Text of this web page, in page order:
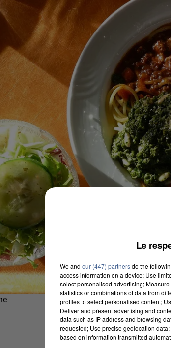
Le
We and our (447) partnersdo the
access information on a device; Use
select personalised advertising;
statistics or combinations of data from
profiles to select personalised content;
Deliver and present advertising and
data such as IP address and browsing
requested; Use precise geolocation
based on information transmitted